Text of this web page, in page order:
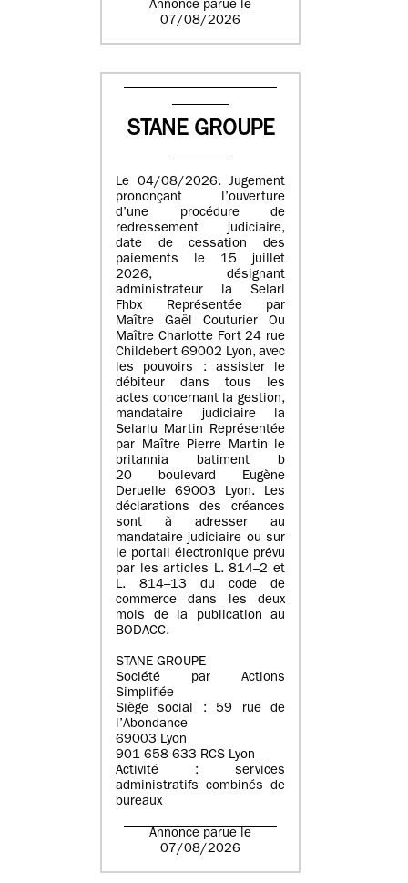
Annonce parue le
07/08/2026
STANE GROUPE
Le 04/08/2026. Jugement
prononçant l’ouverture
d’une procédure de
redressement judiciaire,
date de cessation des
paiements le 15 juillet
2026, désignant
administrateur la Selarl
Fhbx Représentée par
Maître Gaël Couturier Ou
Maître Charlotte Fort 24 rue
Childebert 69002 Lyon, avec
les pouvoirs : assister le
débiteur dans tous les
actes concernant la gestion,
mandataire judiciaire la
Selarlu Martin Représentée
par Maître Pierre Martin le
britannia batiment b
20 boulevard Eugène
Deruelle 69003 Lyon. Les
déclarations des créances
sont à adresser au
mandataire judiciaire ou sur
le portail électronique prévu
par les articles L. 814–2 et
L. 814–13 du code de
commerce dans les deux
mois de la publication au
BODACC.
STANE GROUPE
Société par Actions
Simplifiée
Siège social : 59 rue de
l’Abondance
69003 Lyon
901 658 633 RCS Lyon
Activité : services
administratifs combinés de
bureaux
Annonce parue le
07/08/2026